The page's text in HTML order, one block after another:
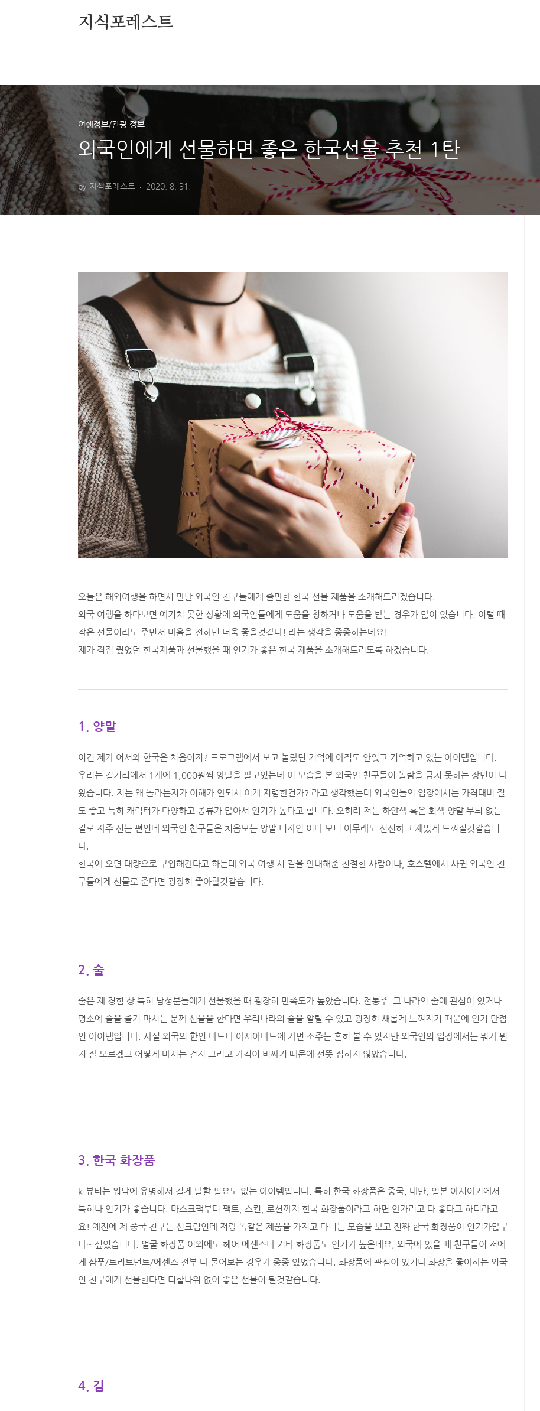
지식포레스트
여행정보/관광 정보
외국인에게 선물하면 좋은 한국선물 추천 1탄
by 지식포레스트 2020. 8. 31.
오늘은 해외여행을 하면서 만난 외국인 친구들에게 줄만한 한국 선물 제품을 소개해드리겠습니다.
외국 여행을 하다보면 예기치 못한 상황에 외국인들에게 도움을 청하거나 도움을 받는 경우가 많이 있습니다. 이럴 때
작은 선물이라도 주면서 마음을 전하면 더욱 좋을것같다! 라는 생각을 종종하는데요!
제가 직접 줬었던 한국제품과 선물했을 때 인기가 좋은 한국 제품을 소개해드리도록 하겠습니다.
1. 양말
이건 제가 어서와 한국은 처음이지? 프로그램에서 보고 놀랐던 기억에 아직도 안잊고 기억하고 있는 아이템입니다.
우리는 길거리에서 1개에 1,000원씩 양말을 팔고있는데 이 모습을 본 외국인 친구들이 놀람을 금치 못하는 장면이 나
왔습니다. 저는 왜 놀라는지가 이해가 안되서 이게 저렴한건가? 라고 생각했는데 외국인들의 입장에서는 가격대비 질
도 좋고 특히 캐릭터가 다양하고 종류가 많아서 인기가 높다고 합니다. 오히려 저는 하얀색 혹은 회색 양말 무늬 없는
걸로 자주 신는 편인데 외국인 친구들은 처음보는 양말 디자인 이다 보니 아무래도 신선하고 재밌게 느껴질것같습니
다.
한국에 오면 대량으로 구입해간다고 하는데 외국 여행 시 길을 안내해준 친절한 사람이나, 호스텔에서 사귄 외국인 친
구들에게 선물로 준다면 굉장히 좋아할것같습니다.
2. 술
술은 제 경험 상 특히 남성분들에게 선물했을 때 굉장히 만족도가 높았습니다. 전통주 그 나라의 술에 관심이 있거나
평소에 술을 즐겨 마시는 분께 선물을 한다면 우리나라의 술을 알릴 수 있고 굉장히 새롭게 느껴지기 때문에 인기 만점
인 아이템입니다. 사실 외국의 한인 마트나 아시아마트에 가면 소주는 흔히 볼 수 있지만 외국인의 입장에서는 뭐가 뭔
지 잘 모르겠고 어떻게 마시는 건지 그리고 가격이 비싸기 때문에 선뜻 접하지 않았습니다.
3. 한국 화장품
k-뷰티는 워낙에 유명해서 길게 말할 필요도 없는 아이템입니다. 특히 한국 화장품은 중국, 대만, 일본 아시아권에서
특히나 인기가 좋습니다. 마스크팩부터 팩트, 스킨, 로션까지 한국 화장품이라고 하면 안가리고 다 좋다고 하더라고
요! 예전에 제 중국 친구는 선크림인데 저랑 똑같은 제품을 가지고 다니는 모습을 보고 진짜 한국 화장품이 인기가많구
나~ 싶었습니다. 얼굴 화장품 이외에도 헤어 에센스나 기타 화장품도 인기가 높은데요, 외국에 있을 때 친구들이 저에
게 샴푸/트리트먼트/에센스 전부 다 물어보는 경우가 종종 있었습니다. 화장품에 관심이 있거나 화장을 좋아하는 외국
인 친구에게 선물한다면 더할나위 없이 좋은 선물이 될것같습니다.
4. 김